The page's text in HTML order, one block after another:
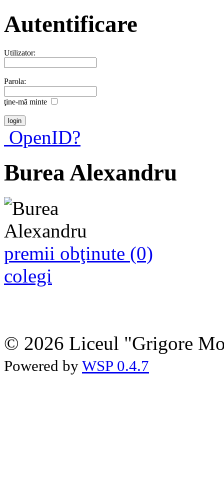
Autentificare
Utilizator:
Parola:
ţine-mã minte
OpenID?
Burea Alexandru
premii obţinute (0)
colegi
© 2026 Liceul "Grigore
Powered by WSP 0.4.7